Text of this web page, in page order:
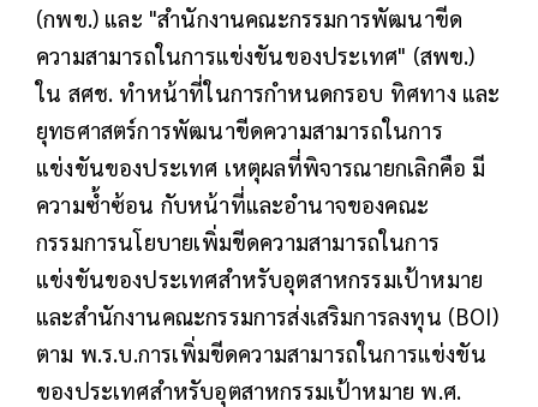
(กพข.) และ "สำนักงานคณะกรรมการพัฒนาขีด
ความสามารถในการแข่งขันของประเทศ" (สพข.)
ใน สศช. ทำหน้าที่ในการกำหนดกรอบ ทิศทาง และ
ยุทธศาสตร์การพัฒนาขีดความสามารถในการ
แข่งขันของประเทศ เหตุผลที่พิจารณายกเลิกคือ มี
ความซ้ำซ้อน กับหน้าที่และอำนาจของคณะ
กรรมการนโยบายเพิ่มขีดความสามารถในการ
แข่งขันของประเทศสำหรับอุตสาหกรรมเป้าหมาย
และสำนักงานคณะกรรมการส่งเสริมการลงทุน (BOI)
ตาม พ.ร.บ.การเพิ่มขีดความสามารถในการแข่งขัน
ของประเทศสำหรับอุตสาหกรรมเป้าหมาย พ.ศ.